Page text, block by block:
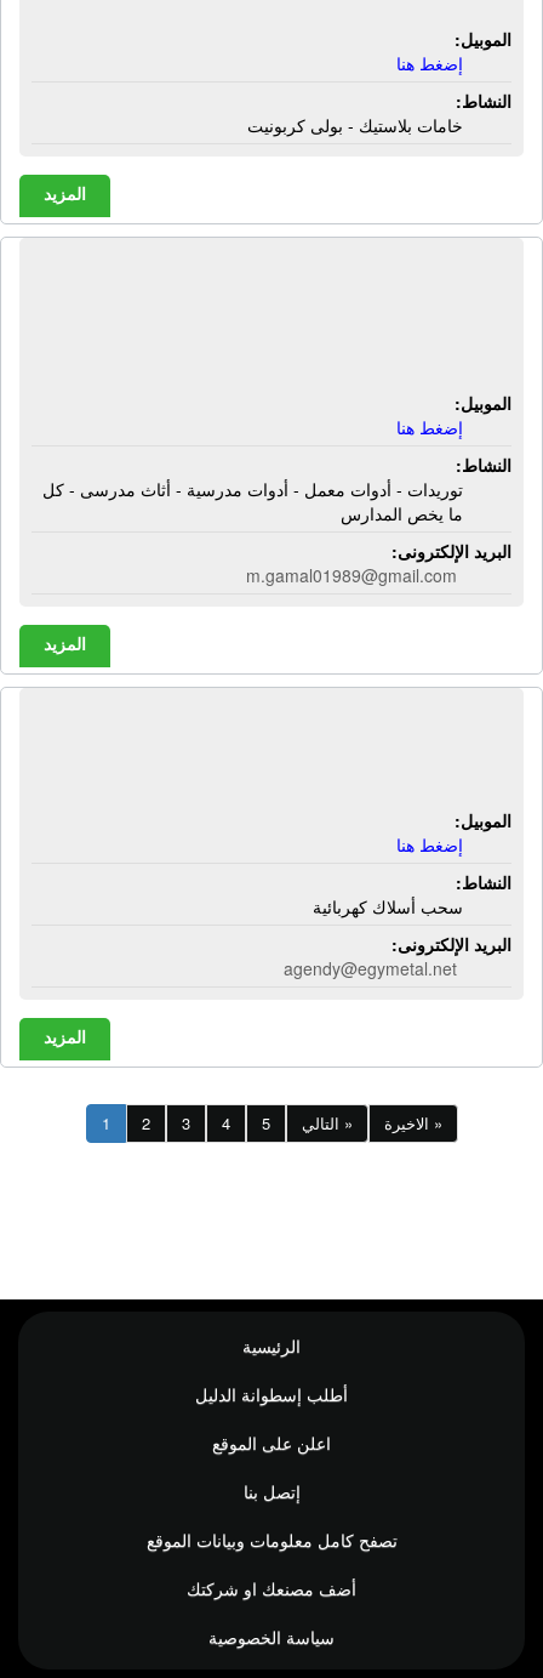
الموبيل:
إضغط هنا
النشاط:
خامات بلاستيك - بولى كربونيت
المزيد
الموبيل:
إضغط هنا
النشاط:
توريدات - أدوات معمل - أدوات مدرسية - أثاث مدرسى - كل
ما يخص المدارس
البريد الإلكترونى:
m.gamal01989@gmail.com
المزيد
الموبيل:
إضغط هنا
النشاط:
سحب أسلاك كهربائية
البريد الإلكترونى:
agendy@egymetal.net
المزيد
1 2 3 4 5 التالي » الاخيرة »
الرئيسية
أطلب إسطوانة الدليل
اعلن على الموقع
إتصل بنا
تصفح كامل معلومات وبيانات الموقع
أضف مصنعك او شركتك
سياسة الخصوصية